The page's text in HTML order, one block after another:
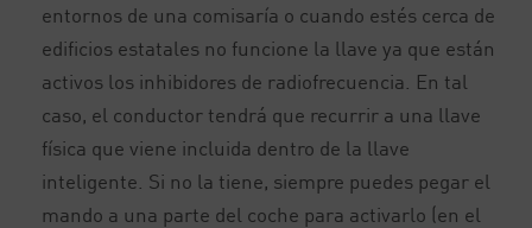
entornos de una comisaría o cuando estés cerca de
edificios estatales no funcione la llave ya que están
activos los inhibidores de radiofrecuencia. En tal
caso, el conductor tendrá que recurrir a una llave
física que viene incluida dentro de la llave
inteligente. Si no la tiene, siempre puedes pegar el
mando a una parte del coche para activarlo (en el